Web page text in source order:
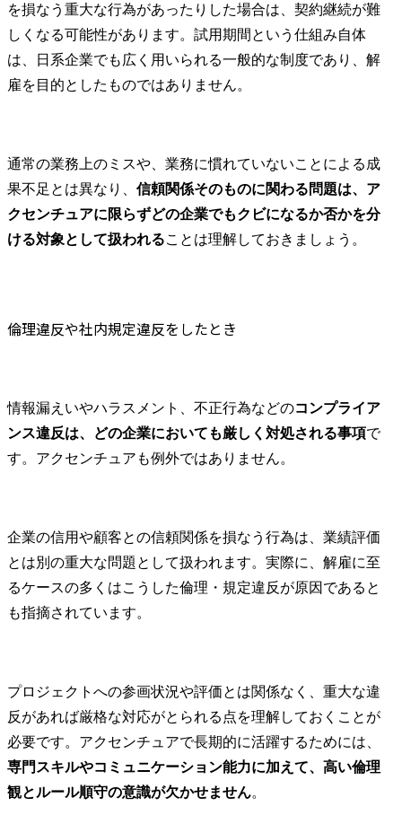
を損なう重大な行為があったりした場合は、契約継続が難
しくなる可能性があります。試用期間という仕組み自体
は、日系企業でも広く用いられる一般的な制度であり、解
雇を目的としたものではありません。
通常の業務上のミスや、業務に慣れていないことによる成
果不足とは異なり、 信頼関係そのものに関わる問題は、ア
クセンチュアに限らずどの企業でもクビになるか否かを分
ける対象として扱われることは理解しておきましょう。
倫理違反や社内規定違反をしたとき
情報漏えいやハラスメント、不正行為などのコンプライア
ンス違反は、どの企業においても厳しく対処される事項で
す。アクセンチュアも例外ではありません。
企業の信用や顧客との信頼関係を損なう行為は、業績評価
とは別の重大な問題として扱われます。実際に、解雇に至
るケースの多くはこうした倫理・規定違反が原因であると
も指摘されています。
プロジェクトへの参画状況や評価とは関係なく、重大な違
反があれば厳格な対応がとられる点を理解しておくことが
必要です。アクセンチュアで長期的に活躍するためには、
専門スキルやコミュニケーション能力に加えて、高い倫理
観とルール順守の意識が欠かせません。